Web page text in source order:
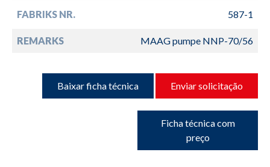
FABRIKS NR. 587-1
REMARKS MAAG pumpe NNP-70/56
Baixar ficha técnica Enviar solicitação
Ficha técnica com
preço